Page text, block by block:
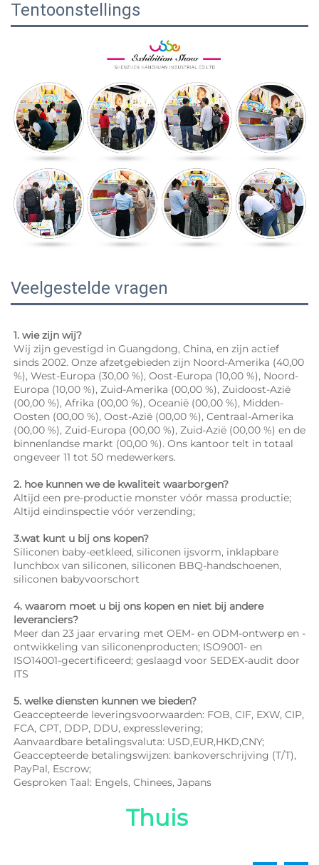
Tentoonstellings
Veelgestelde vragen
1. wie zijn wij?
Wij zijn gevestigd in Guangdong, China, en zijn actief
sinds 2002. Onze afzetgebieden zijn Noord-Amerika (40,00
%), West-Europa (30,00 %), Oost-Europa (10,00 %), Noord-
Europa (10,00 %), Zuid-Amerika (00,00 %), Zuidoost-Azië
(00,00 %), Afrika (00,00 %), Oceanië (00,00 %), Midden-
Oosten (00,00 %), Oost-Azië (00,00 %), Centraal-Amerika
(00,00 %), Zuid-Europa (00,00 %), Zuid-Azië (00,00 %) en de
binnenlandse markt (00,00 %). Ons kantoor telt in totaal
ongeveer 11 tot 50 medewerkers.
2. hoe kunnen we de kwaliteit waarborgen?
Altijd een pre-productie monster vóór massa productie;
Altijd eindinspectie vóór verzending;
3.wat kunt u bij ons kopen?
Siliconen baby-eetkleed, siliconen ijsvorm, inklapbare
lunchbox van siliconen, siliconen BBQ-handschoenen,
siliconen babyvoorschort
4. waarom moet u bij ons kopen en niet bij andere
leveranciers?
Meer dan 23 jaar ervaring met OEM- en ODM-ontwerp en -
ontwikkeling van siliconenproducten; ISO9001- en
ISO14001-gecertificeerd; geslaagd voor SEDEX-audit door
ITS
5. welke diensten kunnen we bieden?
Geaccepteerde leveringsvoorwaarden: FOB, CIF, EXW, CIP,
FCA, CPT, DDP, DDU, expresslevering;
Aanvaardbare betalingsvaluta: USD,EUR,HKD,CNY;
Geaccepteerde betalingswijzen: bankoverschrijving (T/T),
PayPal, Escrow;
Gesproken Taal: Engels, Chinees, Japans
Thuis